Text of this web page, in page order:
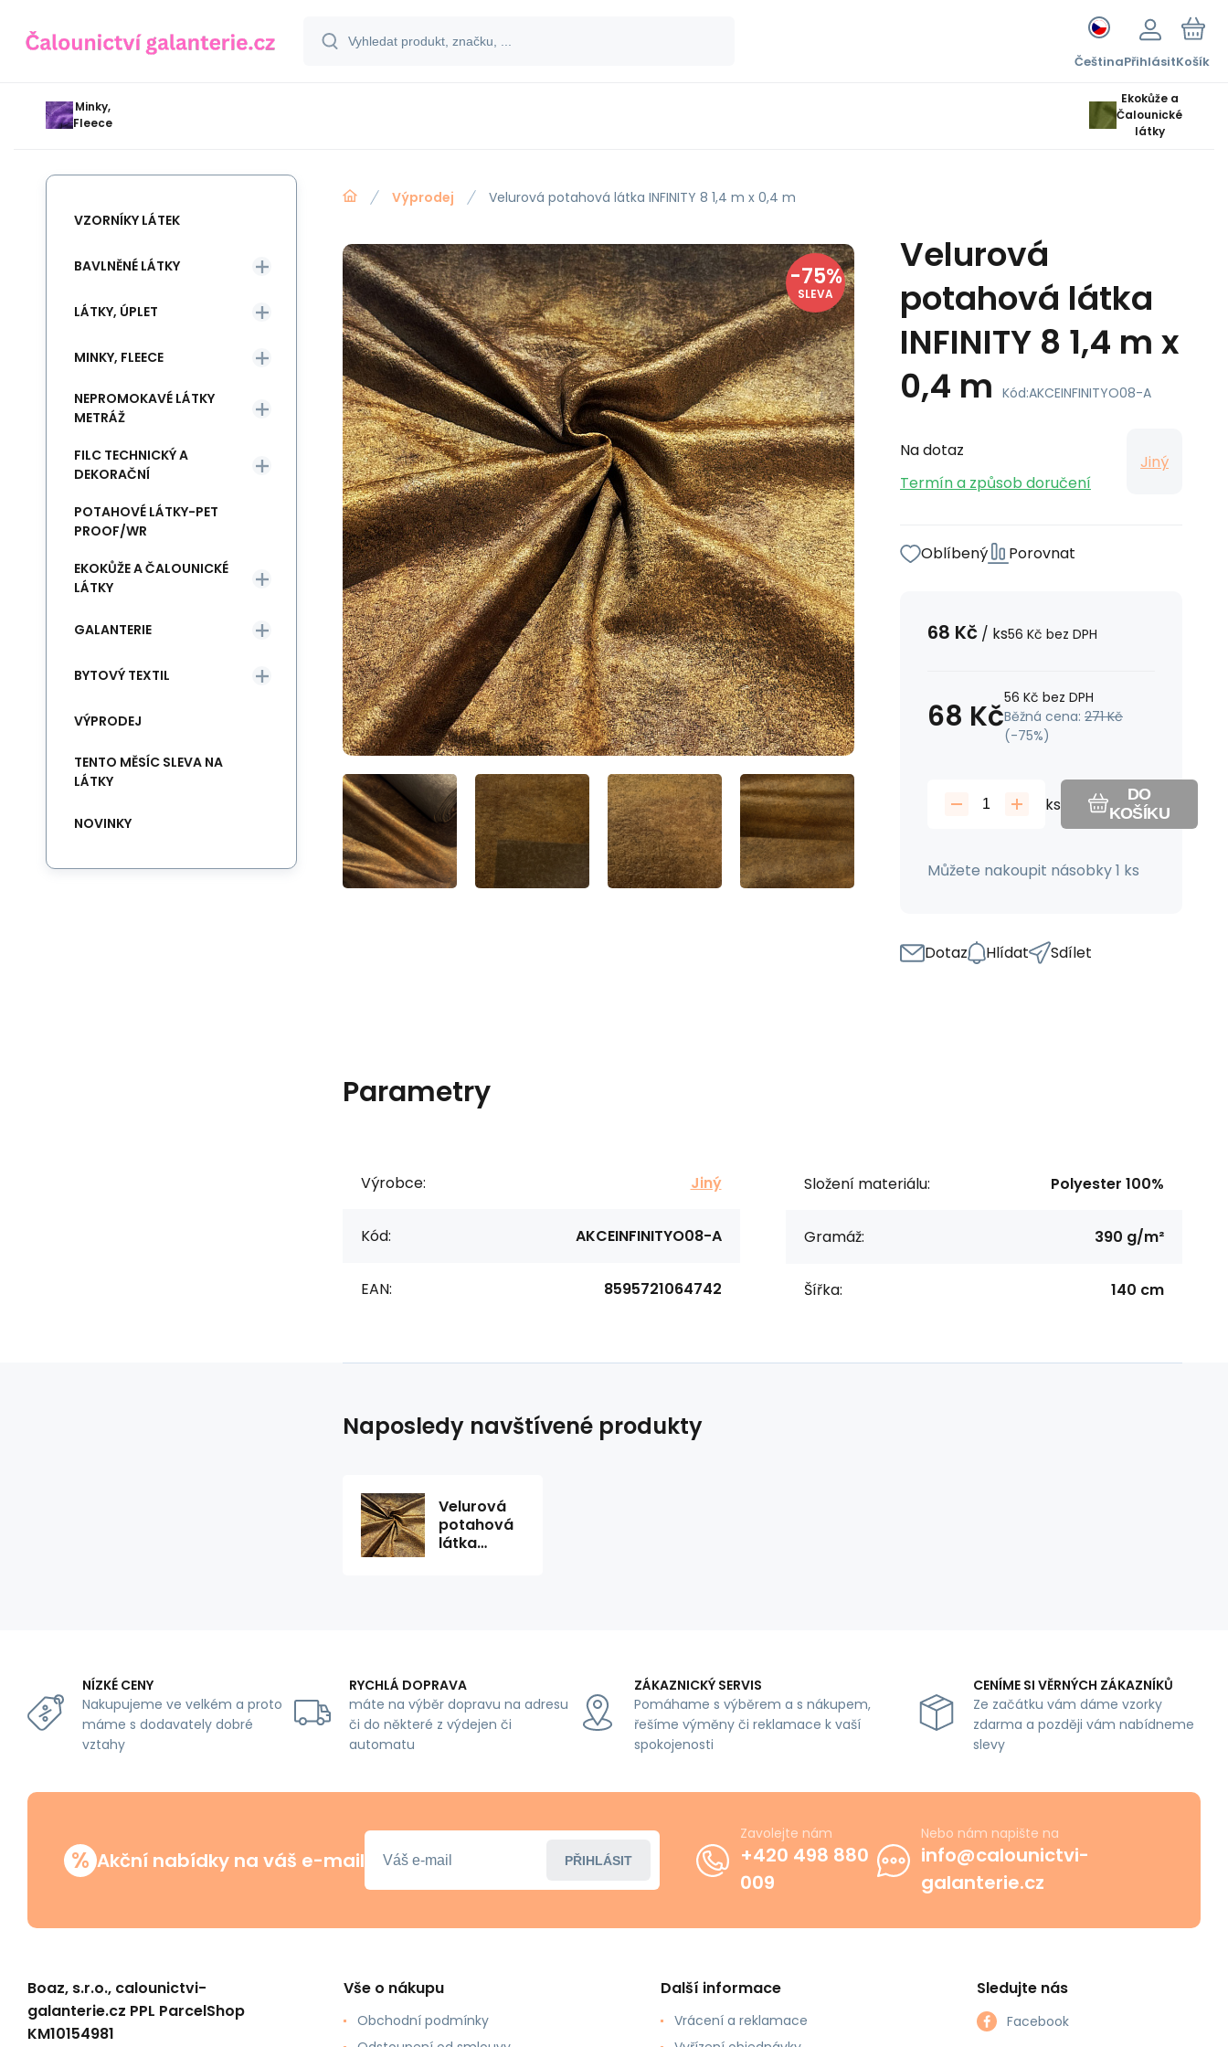
ČeštinaPřihlásitKošík
Minky,
Fleece
Ekokůže a
Čalounické
látky
Výprodej Velurová potahová látka INFINITY 8 1,4 m x 0,4 m
-75%
SLEVA
Velurová
potahová látka
INFINITY 8 1,4 m x
0,4 m Kód:AKCEINFINITYO08-A
Na dotaz
Termín a způsob doručení
Jiný
Oblíbený Porovnat
68 Kč / ks56 Kč bez DPH
68 Kč56 Kč bez DPH
Běžná cena: 271 Kč
(-75%)
ks
DO
KOŠÍKU
Můžete nakoupit násobky 1 ks
Dotaz Hlídat Sdílet
Parametry
Výrobce: Jiný
Kód: AKCEINFINITYO08-A
EAN: 8595721064742
Složení materiálu: Polyester 100%
Gramáž: 390 g/m²
Šířka: 140 cm
VZORNÍKY LÁTEK
BAVLNĚNÉ LÁTKY
LÁTKY, ÚPLET
MINKY, FLEECE
NEPROMOKAVÉ LÁTKY
METRÁŽ
FILC TECHNICKÝ A
DEKORAČNÍ
POTAHOVÉ LÁTKY-PET
PROOF/WR
EKOKŮŽE A ČALOUNICKÉ
LÁTKY
GALANTERIE
BYTOVÝ TEXTIL
VÝPRODEJ
TENTO MĚSÍC SLEVA NA
LÁTKY
NOVINKY
Naposledy navštívené produkty
Velurová
potahová
látka
NÍZKÉ CENY
Nakupujeme ve velkém a proto
máme s dodavately dobré
vztahy
RYCHLÁ DOPRAVA
máte na výběr dopravu na adresu
či do některé z výdejen či
automatu
ZÁKAZNICKÝ SERVIS
Pomáhame s výběrem a s nákupem,
řešíme výměny či reklamace k vaší
spokojenosti
CENÍME SI VĚRNÝCH ZÁKAZNÍKŮ
Ze začátku vám dáme vzorky
zdarma a později vám nabídneme
slevy
% Akční nabídky na váš e-mail PŘIHLÁSIT
Zavolejte nám
+420 498 880
009
Nebo nám napište na
info@calounictvi-
galanterie.cz
Boaz, s.r.o., calounictvi-
galanterie.cz PPL ParcelShop
KM10154981
Vše o nákupu
Obchodní podmínky
Další informace
Vrácení a reklamace
Sledujte nás
Facebook